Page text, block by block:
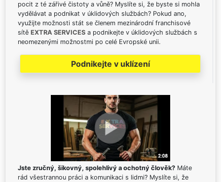
pocit z té zářivé čistoty a vůně? Myslíte si, že byste si mohla
vydělávat a podnikat v úklidových službách? Pokud ano,
využijte možnosti stát se členem mezinárodní franchisové
sítě EXTRA SERVICES a podnikejte v úklidových službách s
neomezenými možnostmi po celé Evropské unii.
Podnikejte v uklízení
Jste zručný, šikovný, spolehlivý a ochotný člověk? Máte
rád všestrannou práci a komunikaci s lidmi? Myslíte si, že